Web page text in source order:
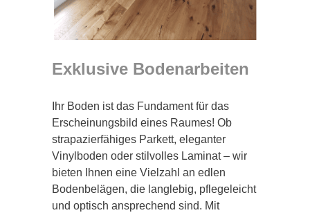
Exklusive Bodenarbeiten
Ihr Boden ist das Fundament für das
Erscheinungsbild eines Raumes! Ob
strapazierfähiges Parkett, eleganter
Vinylboden oder stilvolles Laminat – wir
bieten Ihnen eine Vielzahl an edlen
Bodenbelägen, die langlebig, pflegeleicht
und optisch ansprechend sind. Mit